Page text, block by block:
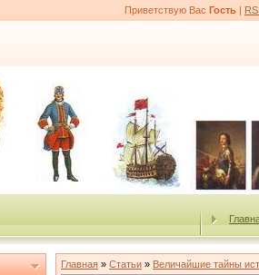
Приветствую Вас Гость |
Главная » Статьи » Величайшие тайны